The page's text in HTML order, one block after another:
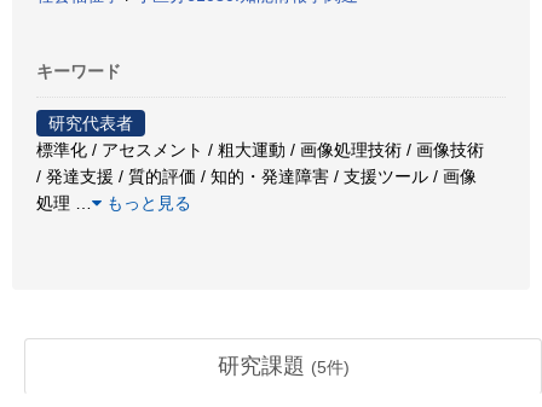
キーワード
研究代表者
標準化 / アセスメント / 粗大運動 / 画像処理技術 / 画像技術
/ 発達支援 / 質的評価 / 知的・発達障害 / 支援ツール / 画像
処理
もっと見る
研究課題 (5件)